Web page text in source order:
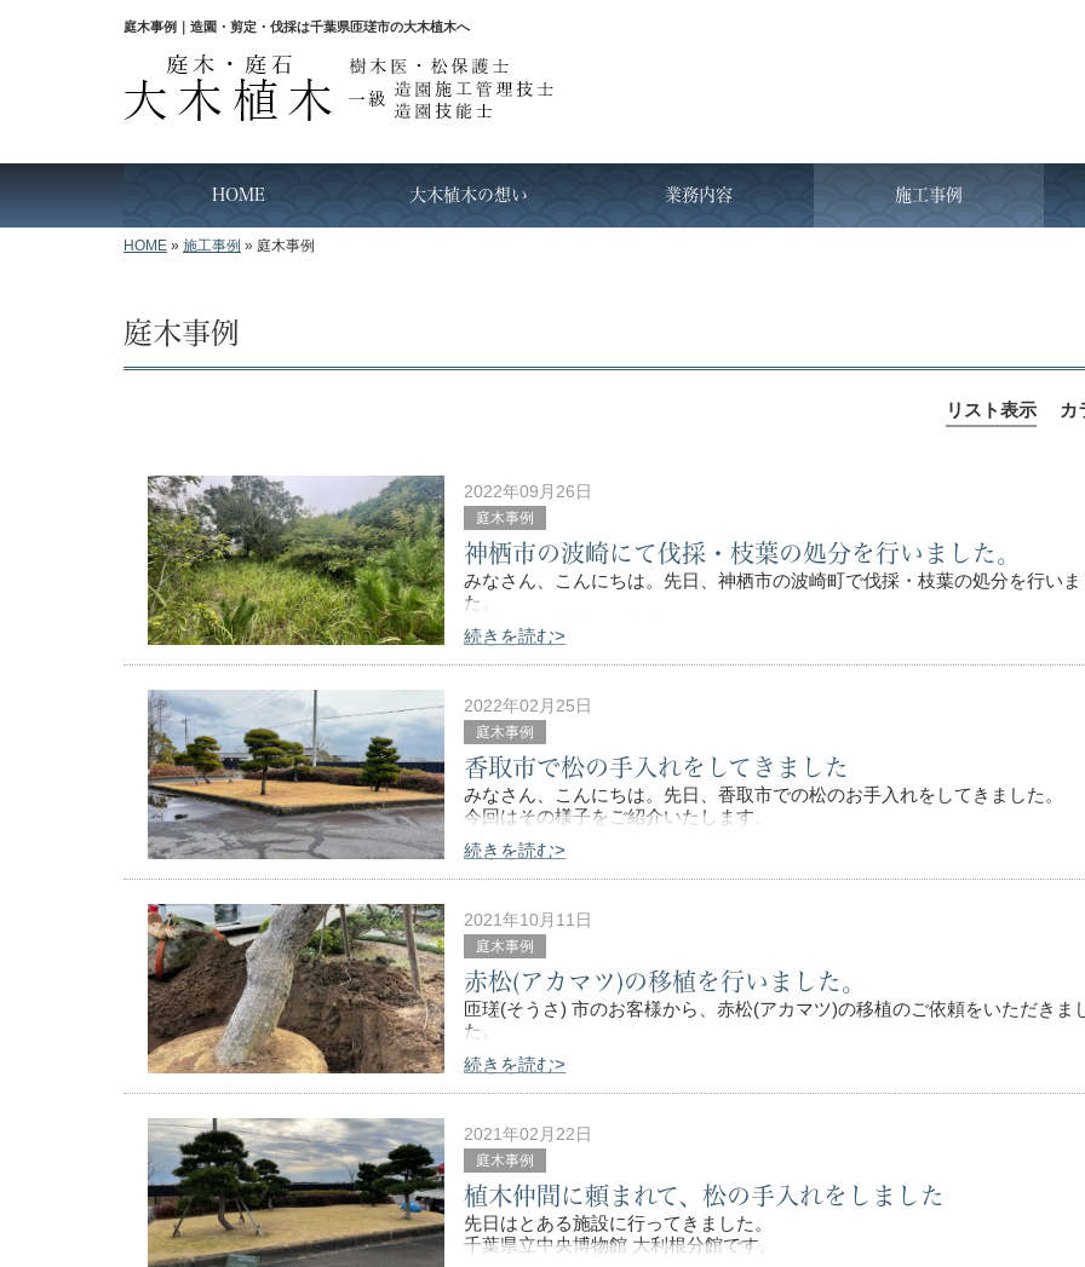
庭木事例｜造園・剪定・伐採は千葉県匝瑳市の大木植木へ
HOME 大木植木の想い 業務内容 施工事例
HOME » 施工事例 » 庭木事例
庭木事例
リスト表示 カ
2022年09月26日
庭木事例
神栖市の波崎にて伐採・枝葉の処分を行いました。
みなさん、こんにちは。先日、神栖市の波崎町で伐採・枝葉の処分を行いま
た。
今回はその様子をご紹介いたします。
▼処分前
だいぶ放置されてしまってい
続きを読む>
2022年02月25日
庭木事例
香取市で松の手入れをしてきました
みなさん、こんにちは。先日、香取市での松のお手入れをしてきました。
今回はその様子をご紹介いたします。
▼お手入れ前
実は前回も、こちらの松のお手入れをした様子を
続きを読む>
2021年10月11日
庭木事例
赤松(アカマツ)の移植を行いました。
匝瑳(そうさ) 市のお客様から、赤松(アカマツ)の移植のご依頼をいただきま
た。
クレーンを使用しての、計３日間の大がかりな作業となりました。
北海道を除く日本列島全域
続きを読む>
2021年02月22日
庭木事例
植木仲間に頼まれて、松の手入れをしました
先日はとある施設に行ってきました。
千葉県立中央博物館 大利根分館です。